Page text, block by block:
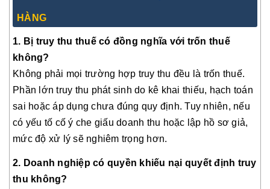
HÀNG
1. Bị truy thu thuế có đồng nghĩa với trốn thuế
không?
Không phải mọi trường hợp truy thu đều là trốn thuế.
Phần lớn truy thu phát sinh do kê khai thiếu, hạch toán
sai hoặc áp dụng chưa đúng quy định. Tuy nhiên, nếu
có yếu tố cố ý che giấu doanh thu hoặc lập hồ sơ giả,
mức độ xử lý sẽ nghiêm trọng hơn.
2. Doanh nghiệp có quyền khiếu nại quyết định truy
thu không?